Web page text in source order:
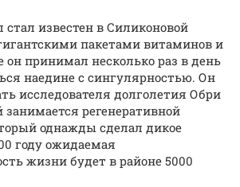
стал известен в Силиконовой
пакетами витаминов и
он принимал несколько раз в день
наедине с сингулярностью. Он
исследователя долголетия Обри
занимается регенеративной
однажды сделал дикое
году ожидаемая
жизни будет в районе 5000